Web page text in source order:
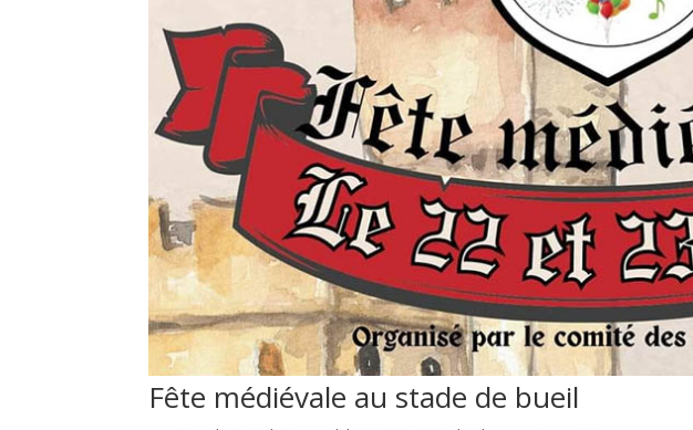
Fête médiévale au stade de bueil